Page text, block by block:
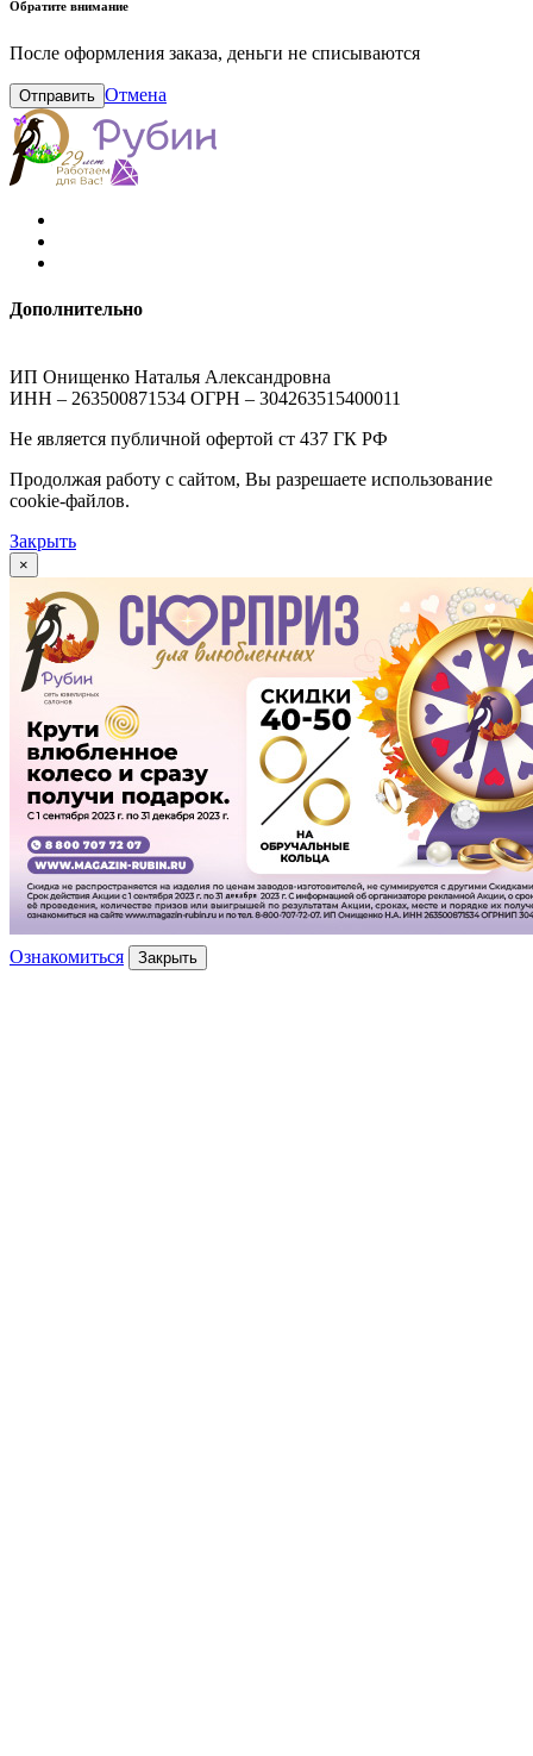
Обратите внимание
После оформления заказа, деньги не списываются
Отправить Отмена
Дополнительно
ИП Онищенко Наталья Александровна
ИНН – 263500871534 ОГРН – 304263515400011
Не является публичной офертой ст 437 ГК РФ
Продолжая работу с сайтом, Вы разрешаете использование
cookie-файлов.
Закрыть
×
Ознакомиться Закрыть